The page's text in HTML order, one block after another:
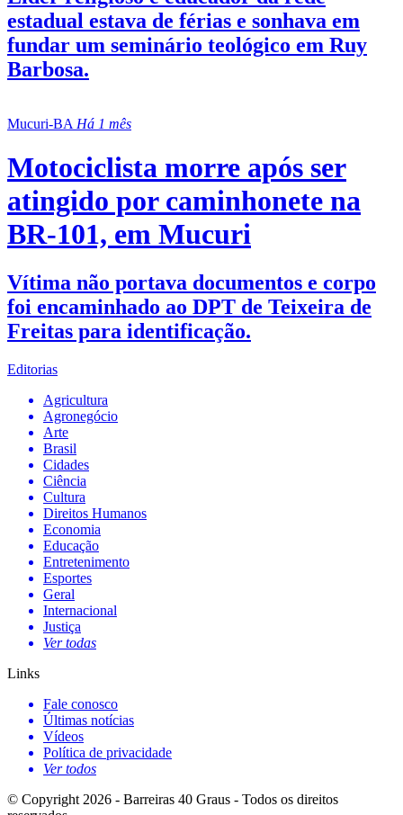
estadual estava de férias e sonhava em
fundar um seminário teológico em Ruy
Barbosa.
Mucuri-BA Há 1 mês
Motociclista morre após ser
atingido por caminhonete na
BR-101, em Mucuri
Vítima não portava documentos e corpo
foi encaminhado ao DPT de Teixeira de
Freitas para identificação.
Editorias
Agricultura
Agronegócio
Arte
Brasil
Cidades
Ciência
Cultura
Direitos Humanos
Economia
Educação
Entretenimento
Esportes
Geral
Internacional
Justiça
Ver todas
Links
Fale conosco
Últimas notícias
Vídeos
Política de privacidade
Ver todos
© Copyright 2026 - Barreiras 40 Graus - Todos os direitos